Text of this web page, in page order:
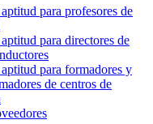
para profesores de
para directores de
para formadores y
de centros de